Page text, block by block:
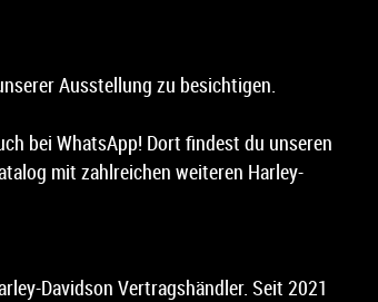
Ausstellung zu besichtigen.
bei WhatsApp! Dort findest du unseren
mit zahlreichen weiteren Harley-
Davidson Vertragshändler. Seit 2021